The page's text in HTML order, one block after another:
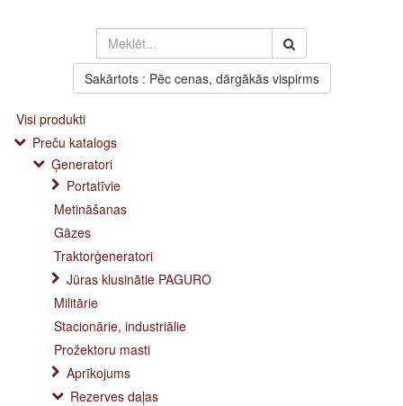
Sakārtots : Pēc cenas, dārgākās vispirms
Visi produkti
Preču katalogs
Ģeneratori
Portatīvie
Metināšanas
Gāzes
Traktorģeneratori
Jūras klusinātie PAGURO
Militārie
Stacionārie, industriālie
Prožektoru masti
Aprīkojums
Rezerves daļas